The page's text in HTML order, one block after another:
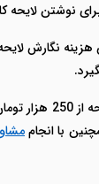
نوشتن لایحه
نگارش
هزینه
با انجام